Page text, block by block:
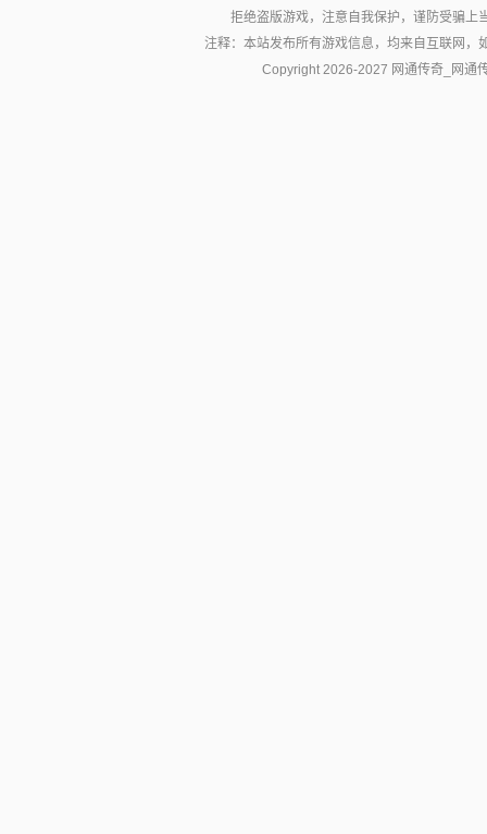
拒绝盗版游戏，注意自我保护，谨防受骗上
注释：本站发布所有游戏信息，均来自互联网
Copyright 2026-2027 网通传奇_网通